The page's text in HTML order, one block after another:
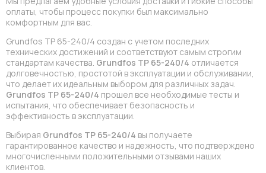
оплаты, чтобы процесс покупки был максимально
комфортным для вас.
Grundfos TP 65-240/4 создан с учетом последних
технических достижений и соответствуют самым строгим
стандартам качества. Grundfos TP 65-240/4 отличается
долговечностью, простотой в эксплуатации и обслуживании,
что делает их идеальным выбором для различных задач.
Grundfos TP 65-240/4 прошел все необходимые тесты и
испытания, что обеспечивает безопасность и
эффективность в эксплуатации.
Выбирая Grundfos TP 65-240/4 вы получаете
гарантированное качество и надежность, что подтверждено
многочисленными положительными отзывами наших
клиентов.